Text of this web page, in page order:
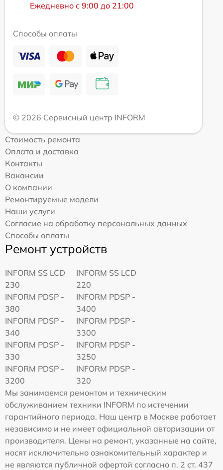
Ежедневно с 9:00 до 21:00
Способы оплаты
© 2026 Сервисный центр INFORM
Стоимость ремонта
Оплата и доставка
Контакты
Вакансии
О компании
Ремонтируемые модели
Наши услуги
Согласие на обработку персональных данных
Способы оплаты
Ремонт устройств
INFORM SS LCD
230
INFORM SS LCD
220
INFORM PDSP -
380
INFORM PDSP -
3400
INFORM PDSP -
340
INFORM PDSP -
3300
INFORM PDSP -
330
INFORM PDSP -
3250
INFORM PDSP -
3200
INFORM PDSP -
320
Мы занимаемся ремонтом и техническим
обслуживанием техники INFORM по истечении
гарантийного периода. Наш центр в Москве работает
независимо и не имеет официальной авторизации от
производителя. Цены на ремонт, указанные на сайте,
носят исключительно ознакомительный характер и
не являются публичной офертой согласно п. 2 ст. 437